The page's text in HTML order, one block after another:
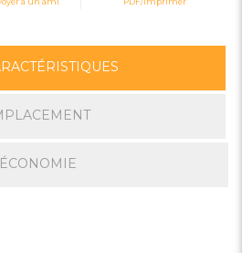
ÉCONOMIE